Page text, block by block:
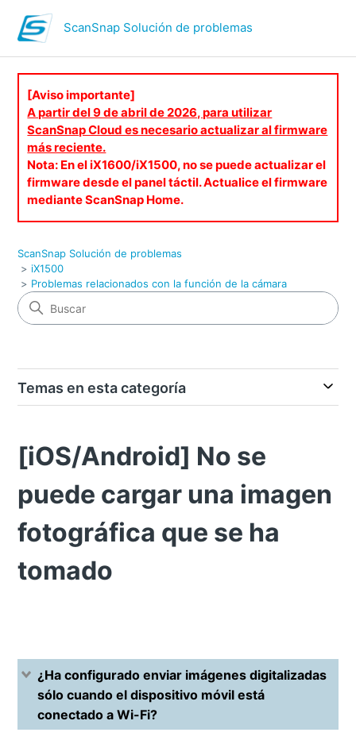
ScanSnap Solución de problemas
[Aviso importante]
A partir del 9 de abril de 2026, para utilizar
ScanSnap Cloud es necesario actualizar al firmware
más reciente.
Nota: En el iX1600/iX1500, no se puede actualizar el
firmware desde el panel táctil. Actualice el firmware
mediante ScanSnap Home.
ScanSnap Solución de problemas
iX1500
Problemas relacionados con la función de la cámara
Temas en esta categoría
[iOS/Android] No se
puede cargar una imagen
fotográfica que se ha
tomado
¿Ha configurado enviar imágenes digitalizadas
sólo cuando el dispositivo móvil está
conectado a Wi-Fi?